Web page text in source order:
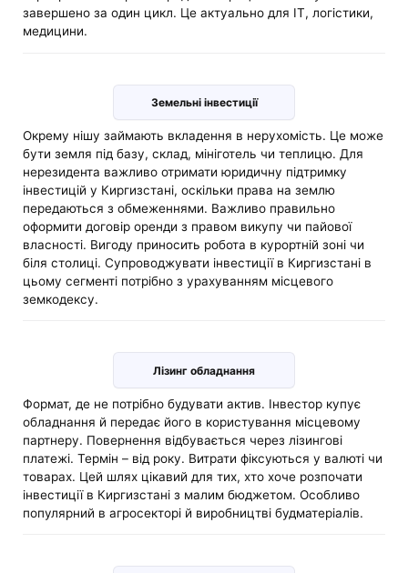
завершено за один цикл. Це актуально для ІТ, логістики,
медицини.
Земельні інвестиції
Окрему нішу займають вкладення в нерухомість. Це може
бути земля під базу, склад, мініготель чи теплицю. Для
нерезидента важливо отримати юридичну підтримку
інвестицій у Киргизстані, оскільки права на землю
передаються з обмеженнями. Важливо правильно
оформити договір оренди з правом викупу чи пайової
власності. Вигоду приносить робота в курортній зоні чи
біля столиці. Супроводжувати інвестиції в Киргизстані в
цьому сегменті потрібно з урахуванням місцевого
земкодексу.
Лізинг обладнання
Формат, де не потрібно будувати актив. Інвестор купує
обладнання й передає його в користування місцевому
партнеру. Повернення відбувається через лізингові
платежі. Термін – від року. Витрати фіксуються у валюті чи
товарах. Цей шлях цікавий для тих, хто хоче розпочати
інвестиції в Киргизстані з малим бюджетом. Особливо
популярний в агросекторі й виробництві будматеріалів.